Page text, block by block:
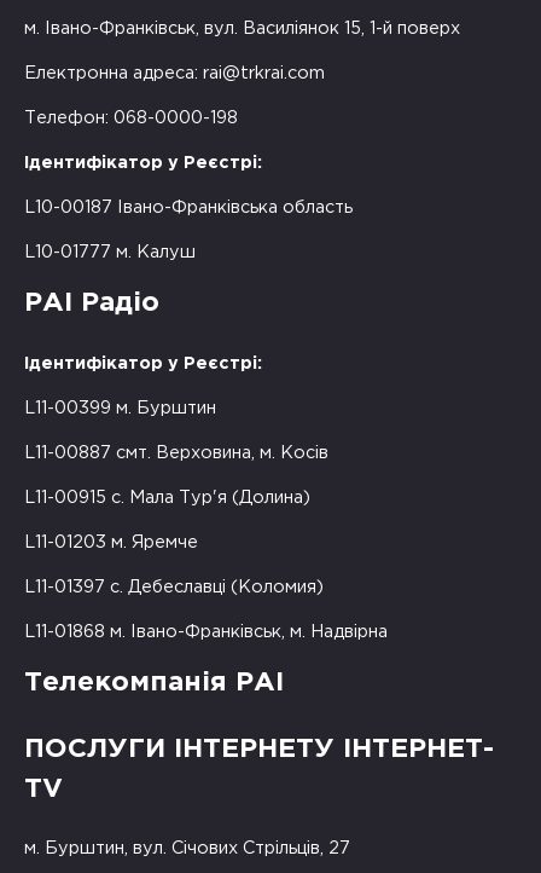
м. Івано-Франківськ, вул. Василіянок 15, 1-й поверх
Електронна адреса: rai@trkrai.com
Телефон: 068-0000-198
Ідентифікатор у Реєстрі:
L10-00187 Івано-Франківська область
L10-01777 м. Калуш
РАІ Радіо
Ідентифікатор у Реєстрі:
L11-00399 м. Бурштин
L11-00887 смт. Верховина, м. Косів
L11-00915 с. Мала Тур'я (Долина)
L11-01203 м. Яремче
L11-01397 с. Дебеславці (Коломия)
L11-01868 м. Івано-Франківськ, м. Надвірна
Телекомпанія РАІ
ПОСЛУГИ ІНТЕРНЕТУ ІНТЕРНЕТ-
TV
м. Бурштин, вул. Січових Стрільців, 27